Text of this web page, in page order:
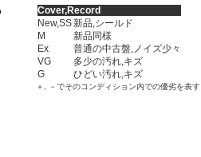
Cover,Record
New,SS新品,シールド
M
新品同様
Ex
普通の中古盤,ノイズ少々
VG
多少の汚れ,キズ
G
ひどい汚れ,キズ
＋, －でそのコンディション内での優劣を表す